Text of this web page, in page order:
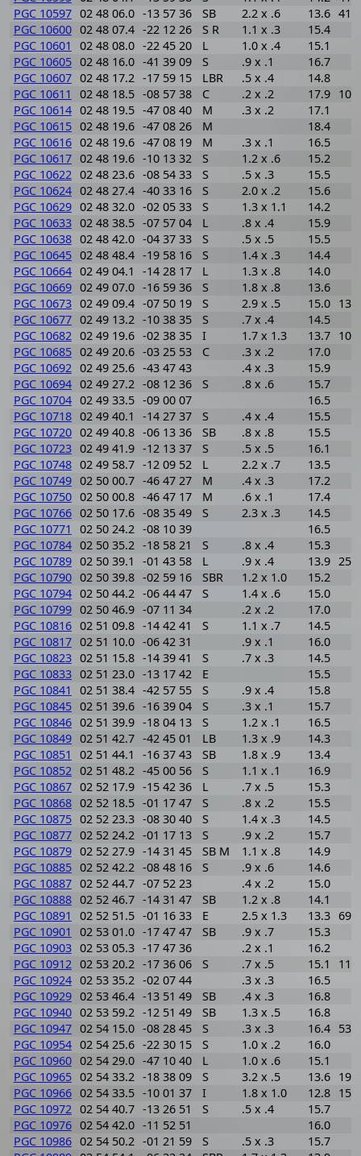
PGC 10597 02 48 06.0 -13 57 36 SB 2.2 x .6 13.6
PGC 10600 02 48 07.4 -22 12 26 S R 1.1 x .3
15.4
PGC 10601
02 48 08.0 -22 45 20 L 1.0 x .4
15.1
PGC 10605 02 48 16.0 -41 39 09 S .9 x .1
16.7
PGC 10607 02 48 17.2 -17 59 15 LBR .5 x .4
14.8
PGC 10611
02 48 18.5 -08 57 38 C .2 x .2 17.9
PGC 10614 02 48 19.5 -47 08 40 M .3 x .2
17.1
PGC 10615 02 48 19.6 -47 08 26 M
18.4
PGC 10616 02 48 19.6 -47 08 19 M .3 x .1
16.5
PGC 10617 02 48 19.6 -10 13 32 S 1.2 x .6
15.2
PGC 10622 02 48 23.6 -08 54 33 S .5 x .3
15.5
PGC 10624 02 48 27.4 -40 33 16 S 2.0 x .2
15.6
PGC 10629 02 48 32.0 -02 05 33 S 1.3 x 1.1
14.2
PGC 10633 02 48 38.5 -07 57 04 L .8 x .4
15.9
PGC 10638 02 48 42.0 -04 37 33 S .5 x .5
15.5
PGC 10645 02 48 48.4 -19 58 16 S 1.4 x .3
14.4
PGC 10664 02 49 04.1 -14 28 17 L 1.3 x .8
14.0
PGC 10669 02 49 07.0 -16 59 36 S 1.8 x .8
13.6
PGC 10673 02 49 09.4 -07 50 19 S 2.9 x .5 15.0
PGC 10677 02 49 13.2 -10 38 35 S .7 x .4
14.5
PGC 10682 02 49 19.6 -02 38 35 I 1.7 x 1.3 13.7
PGC 10685 02 49 20.6 -03 25 53 C .3 x .2
17.0
PGC 10692 02 49 25.6 -43 47 43 .4 x .3
15.9
PGC 10694 02 49 27.2 -08 12 36 S .8 x .6
15.7
PGC 10704 02 49 33.5 -09 00 07
16.5
PGC 10718 02 49 40.1 -14 27 37 S .4 x .4
15.5
PGC 10720 02 49 40.8 -06 13 36 SB .8 x .8
15.5
PGC 10723 02 49 41.9 -12 13 37 S .5 x .5
16.1
PGC 10748 02 49 58.7 -12 09 52 L 2.2 x .7
13.5
PGC 10749 02 50 00.7 -46 47 27 M .4 x .3
17.2
PGC 10750 02 50 00.8 -46 47 17 M .6 x .1
17.4
PGC 10766 02 50 17.6 -08 35 49 S 2.3 x .3
14.5
PGC 10771
02 50 24.2 -08 10 39
16.5
PGC 10784 02 50 35.2 -18 58 21 S .8 x .4
15.3
PGC 10789 02 50 39.1 -01 43 58 L .9 x .4 13.9
PGC 10790 02 50 39.8 -02 59 16 SBR 1.2 x 1.0
15.2
PGC 10794 02 50 44.2 -06 44 47 S 1.4 x .6
15.0
PGC 10799 02 50 46.9 -07 11 34 .2 x .2
17.0
PGC 10816 02 51 09.8 -14 42 41 S 1.1 x .7
14.5
PGC 10817 02 51 10.0 -06 42 31 .9 x .1
16.0
PGC 10823 02 51 15.8 -14 39 41 S .7 x .3
14.5
PGC 10833 02 51 23.0 -13 17 42 E
15.5
PGC 10841
02 51 38.4 -42 57 55 S .9 x .4
15.8
PGC 10845 02 51 39.6 -16 39 04 S .3 x .1
15.7
PGC 10846 02 51 39.9 -18 04 13 S 1.2 x .1
16.5
PGC 10849 02 51 42.7 -42 45 01 LB 1.3 x .9
14.3
PGC 10851
02 51 44.1 -16 37 43 SB 1.8 x .9
13.4
PGC 10852 02 51 48.2 -45 00 56 S 1.1 x .1
16.9
PGC 10867 02 52 17.9 -15 42 36 L .7 x .5
15.3
PGC 10868 02 52 18.5 -01 17 47 S .8 x .2
15.5
PGC 10875 02 52 23.3 -08 30 40 S 1.4 x .3
14.5
PGC 10877 02 52 24.2 -01 17 13 S .9 x .2
15.7
PGC 10879 02 52 27.9 -14 31 45 SB M 1.1 x .8
14.9
PGC 10885 02 52 42.2 -08 48 16 S .9 x .6
14.6
PGC 10887 02 52 44.7 -07 52 23 .4 x .2
15.0
PGC 10888 02 52 46.7 -14 31 47 SB 1.2 x .8
14.1
PGC 10891
02 52 51.5 -01 16 33 E 2.5 x 1.3 13.3
PGC 10901
02 53 01.0 -17 47 47 SB .9 x .7
15.3
PGC 10903 02 53 05.3 -17 47 36 .2 x .1
16.2
PGC 10912 02 53 20.2 -17 36 06 S .7 x .5 15.1
PGC 10924 02 53 35.2 -02 07 44 .3 x .3
16.5
PGC 10929 02 53 46.4 -13 51 49 SB .4 x .3
16.8
PGC 10940 02 53 59.2 -12 51 49 SB 1.3 x .5
16.8
PGC 10947 02 54 15.0 -08 28 45 S .3 x .3 16.4
PGC 10954 02 54 25.6 -22 30 15 S 1.0 x .2
16.0
PGC 10960 02 54 29.0 -47 10 40 L 1.0 x .6
15.1
PGC 10965 02 54 33.2 -18 38 09 S 3.2 x .5 13.6
PGC 10966 02 54 33.5 -10 01 37 I 1.8 x 1.0 12.8
PGC 10972 02 54 40.7 -13 26 51 S .5 x .4
15.7
PGC 10976 02 54 42.0 -11 52 51
16.0
PGC 10986 02 54 50.2 -01 21 59 S .5 x .3
15.7